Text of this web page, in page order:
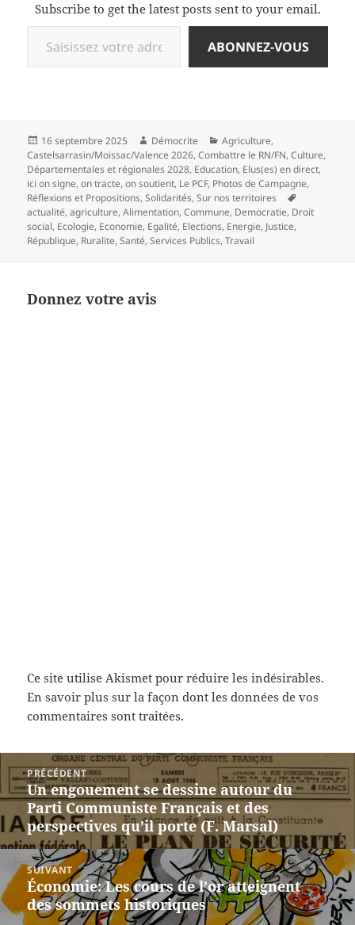
Subscribe to get the latest posts sent to your email.
Saisissez votre adresse e-mail…
ABONNEZ-VOUS
Publié
le
16 septembre 2025 Auteur
Démocrite Catégories
Agriculture,
Castelsarrasin/Moissac/Valence 2026,Combattre le RN/FN,Culture,
Départementales et régionales 2028, Education, Elus(es) en direct,
ici on signe, on tracte, on soutient, Le PCF, Photos de Campagne,
Réflexions et Propositions,Solidarités,Sur nos territoires
clés
actualité,agriculture,Alimentation,Commune, Democratie, Droit
social, Ecologie, Economie, Egalité, Elections, Energie, Justice,
République, Ruralite,Santé,Services Publics,Travail
Donnez votre avis
Ce site utilise Akismet pour réduire les indésirables.
En savoir plus sur la façon dont les données de vos
commentaires sont traitées.
Navigation
de
l’article
PRÉCÉDENT
Article
précédent :
Un engouement se dessine autour du
Parti Communiste Français et des
perspectives qu’il porte (F. Marsal)
SUIVANT
Article
suivant :
Économie: Les cours de l’or atteignent
des sommets historiques